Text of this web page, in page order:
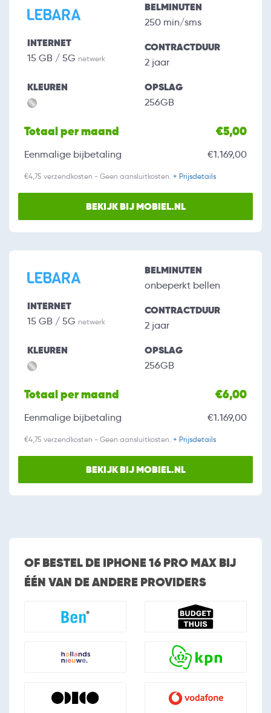
INTERNET
15 GB / 5G netwerk
BELMINUTEN
250 min/sms
CONTRACTDUUR
2 jaar
KLEUREN OPSLAG
256GB
Totaal per maand €5,00
Eenmalige bijbetaling €1.169,00
€4,75 verzendkosten - Geen aansluitkosten. + Prijsdetails
BEKIJK BIJ MOBIEL.NL
INTERNET
15 GB / 5G netwerk
BELMINUTEN
onbeperkt bellen
CONTRACTDUUR
2 jaar
KLEUREN OPSLAG
256GB
Totaal per maand €6,00
Eenmalige bijbetaling €1.169,00
€4,75 verzendkosten - Geen aansluitkosten. + Prijsdetails
BEKIJK BIJ MOBIEL.NL
OF BESTEL DE IPHONE 16 PRO MAX BIJ
ÉÉN VAN DE ANDERE PROVIDERS